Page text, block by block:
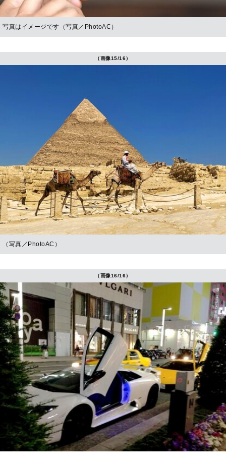
写真はイメージです（写真／PhotoAC）
（画像15/16）
（写真／PhotoAC）
（画像16/16）